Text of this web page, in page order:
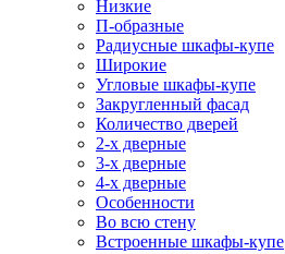
Низкие
П-образные
Радиусные шкафы-купе
Широкие
Угловые шкафы-купе
Закругленный фасад
Количество дверей
2-х дверные
3-х дверные
4-х дверные
Особенности
Во всю стену
Встроенные шкафы-купе